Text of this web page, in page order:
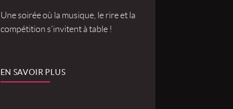
Une soirée où la musique, le rire et la
compétition s’invitent à table !
EN SAVOIR PLUS